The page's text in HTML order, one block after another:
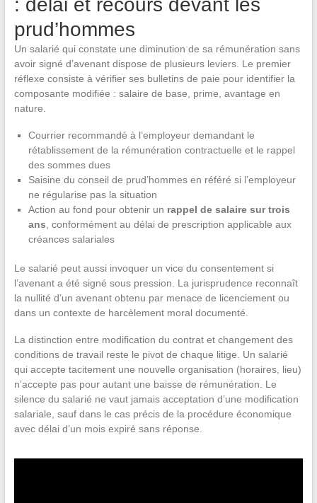
: délai et recours devant les
prud’hommes
Un salarié qui constate une diminution de sa rémunération sans
avoir signé d’avenant dispose de plusieurs leviers. Le premier
réflexe consiste à vérifier ses bulletins de paie pour identifier la
composante modifiée : salaire de base, prime, avantage en
nature.
Courrier recommandé à l’employeur demandant le
rétablissement de la rémunération contractuelle et le rappel
des sommes dues
Saisine du conseil de prud’hommes en référé si l’employeur
ne régularise pas la situation
Action au fond pour obtenir un rappel de salaire sur trois
ans , conformément au délai de prescription applicable aux
créances salariales
Le salarié peut aussi invoquer un vice du consentement si
l’avenant a été signé sous pression. La jurisprudence reconnaît
la nullité d’un avenant obtenu par menace de licenciement ou
dans un contexte de harcèlement moral documenté.
La distinction entre modification du contrat et changement des
conditions de travail reste le pivot de chaque litige. Un salarié
qui accepte tacitement une nouvelle organisation (horaires, lieu)
n’accepte pas pour autant une baisse de rémunération. Le
silence du salarié ne vaut jamais acceptation d’une modification
salariale, sauf dans le cas précis de la procédure économique
avec délai d’un mois expiré sans réponse.